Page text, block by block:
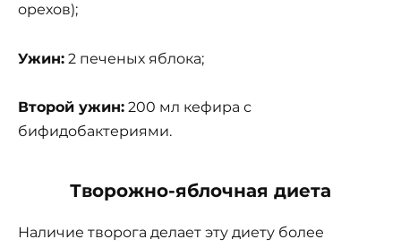
орехов);
Ужин: 2 печеных яблока;
Второй ужин: 200 мл кефира с
бифидобактериями.
Творожно-яблочная диета
Наличие творога делает эту диету более